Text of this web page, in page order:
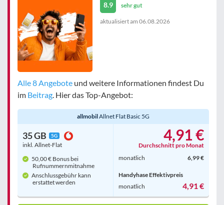
8.9 sehr gut
aktualisiert am 06.08.2026
Alle 8 Angebote und weitere Informationen findest Du
im Beitrag. Hier das Top-Angebot:
allmobilAllnet Flat Basic 5G
35 GB 5G
inkl. Allnet-Flat
50,00 € Bonus bei
Rufnummern­mitnahme
Anschlussgebühr kann
erstattet werden
4,91 €
Durchschnitt pro Monat
monatlich
6,99 €
Handyhase Effektivpreis
monatlich
4,91 €